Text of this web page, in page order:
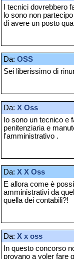
I tecnici dovrebbero
lo sono non
di avere un posto
Da: OSS
Sei liberissimo di
Da: X Oss
Io sono un tecnico e
penitenziaria e
l'amministrativo .
Da: X X Oss
E allora come è
amministrativi da
quella dei contabili?!
Da: X x oss
In questo concorso
provano a voler fare